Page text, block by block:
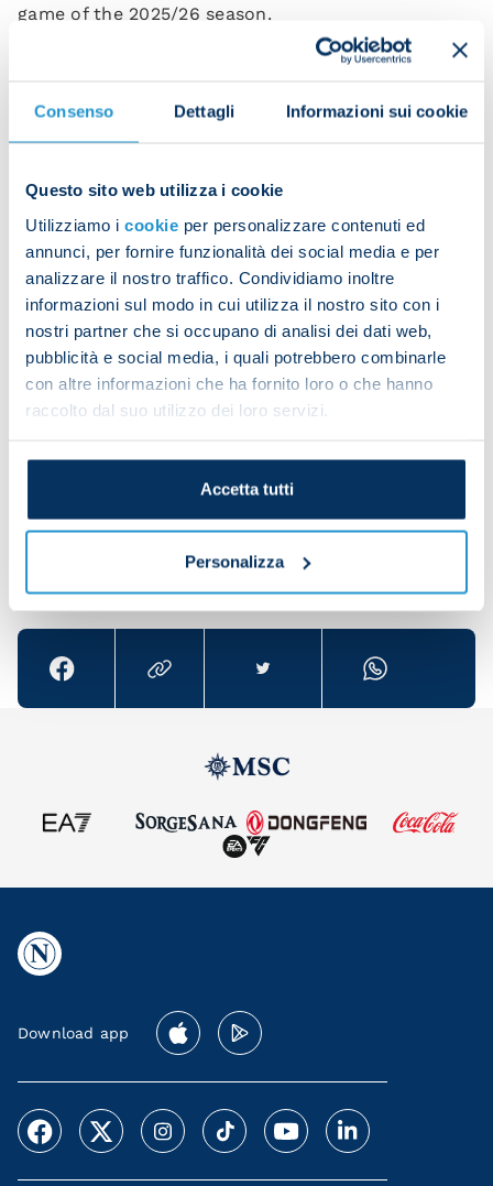
Consenso Dettagli Informazioni sui cookie
Questo sito web utilizza i cookie
Utilizziamo i cookie per personalizzare contenuti ed
annunci, per fornire funzionalità dei social media e per
analizzare il nostro traffico. Condividiamo inoltre
informazioni sul modo in cui utilizza il nostro sito con i
nostri partner che si occupano di analisi dei dati web,
pubblicità e social media, i quali potrebbero combinarle
con altre informazioni che ha fornito loro o che hanno
raccolto dal suo utilizzo dei loro servizi.
Accetta tutti
Personalizza
game of the 2025/26 season.
Antonio Conte’s men took part in a double session
followed by high-intensity physical work in the
afternoon.
Share the article with your friends and support the
team
Download app